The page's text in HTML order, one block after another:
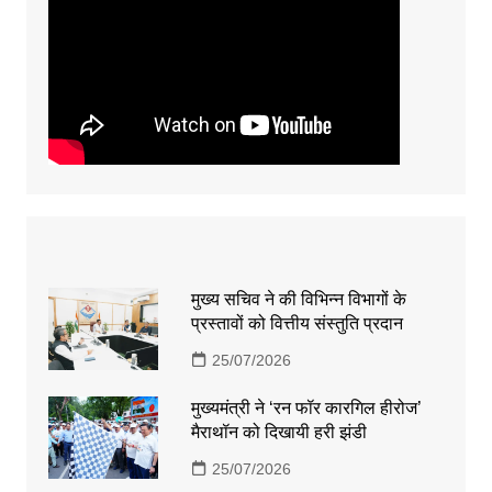
मुख्य सचिव ने की विभिन्न विभागों के
प्रस्तावों को वित्तीय संस्तुति प्रदान
25/07/2026
मुख्यमंत्री ने ‘रन फॉर कारगिल हीरोज’
मैराथॉन को दिखायी हरी झंडी
25/07/2026